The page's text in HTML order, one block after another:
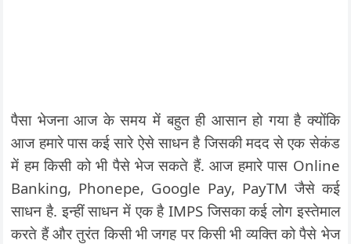
पैसा भेजना आज के समय में बहुत ही आसान हो गया है क्योंकि
आज हमारे पास कई सारे ऐसे साधन है जिसकी मदद से एक सेकंड
में हम किसी को भी पैसे भेज सकते हैं. आज हमारे पास Online
Banking, Phonepe, Google Pay, PayTM जैसे कई
साधन है. इन्हीं साधन में एक है IMPS जिसका कई लोग इस्तेमाल
करते हैं और तुरंत किसी भी जगह पर किसी भी व्यक्ति को पैसे भेज